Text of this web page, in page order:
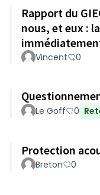
Rapport du
nous, et eux :
Vincent 0
Le Goff 0
Protection
Breton 0